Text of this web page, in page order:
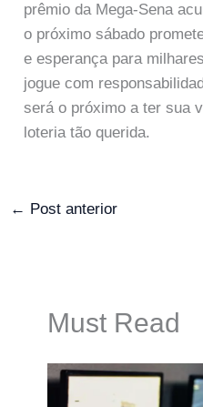
prêmio da Mega-Sena
o próximo sábado
e esperança para
jogue com
será o próximo a ter sua
loteria tão querida.
← Post anterior
Must Read